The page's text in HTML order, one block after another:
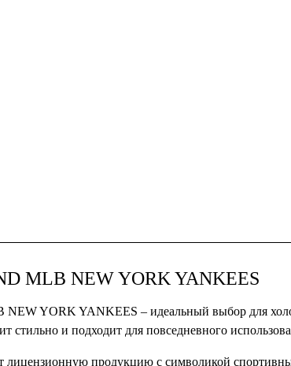
MLB NEW YORK YANKEES
YORK YANKEES – идеальный выбор для
стильно и подходит для повседневного
лицензионную продукцию с символикой